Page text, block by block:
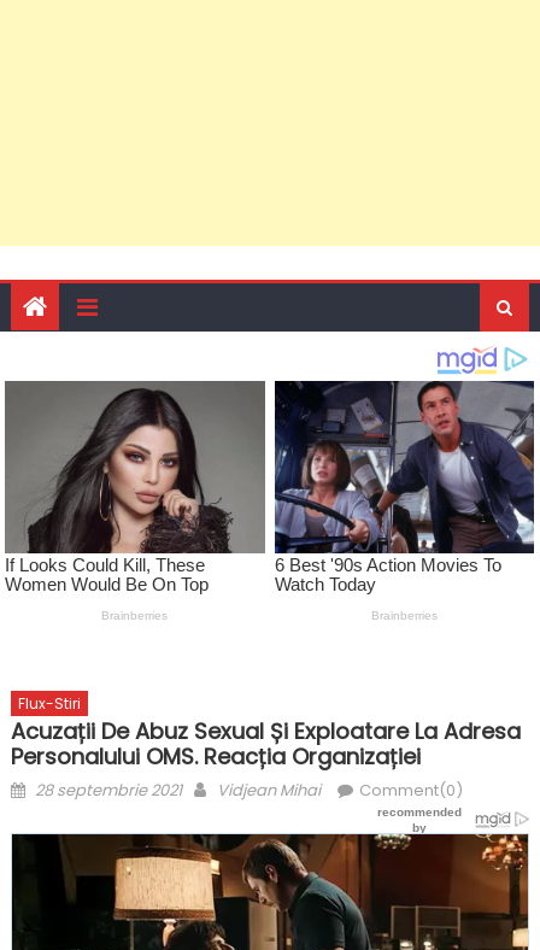
Flux-Stiri
Acuzații De Abuz Sexual Și Exploatare La Adresa
Personalului OMS. Reacția Organizației
Posted
28 septembrie 2021 Author
Vidjean Mihai Comment(0)